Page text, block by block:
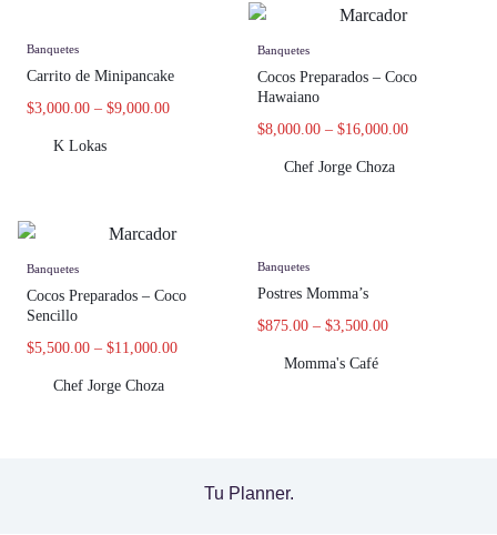
Banquetes
Carrito de Minipancake
$3,000.00 – $9,000.00
K Lokas
Banquetes
Cocos Preparados – Coco
Hawaiano
$8,000.00 – $16,000.00
Chef Jorge Choza
Banquetes
Cocos Preparados – Coco
Sencillo
$5,500.00 – $11,000.00
Chef Jorge Choza
Banquetes
Postres Momma’s
$875.00 – $3,500.00
Momma's Café
Tu Planner.